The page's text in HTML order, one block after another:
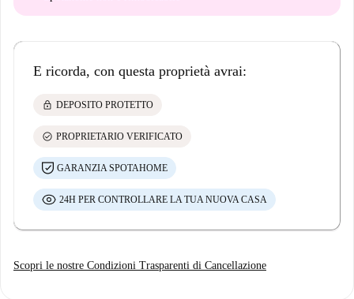
E ricorda, con questa proprietà avrai:
lock DEPOSITO PROTETTO
check_circle PROPRIETARIO VERIFICATO
GARANZIA SPOTAHOME
24H PER CONTROLLARE LA TUA NUOVA CASA
Scopri le nostre Condizioni Trasparenti di Cancellazione